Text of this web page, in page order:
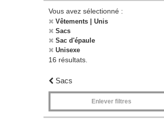
Vous avez sélectionné :
Vêtements | Unis
Sacs
Sac d'épaule
Unisexe
16 résultats.
Sacs
Enlever filtres